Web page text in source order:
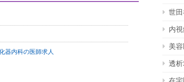
器内科の医師求人
世
内
美
透析